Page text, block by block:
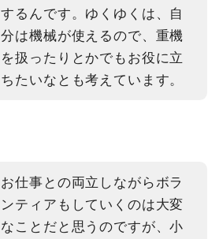
するんです。ゆくゆくは、自
分は機械が使えるので、重機
を扱ったりとかでもお役に立
ちたいなとも考えています。
お仕事との両立しながらボラ
ンティアもしていくのは大変
なことだと思うのですが、小